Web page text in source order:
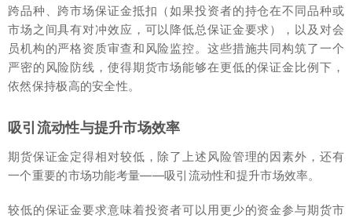
跨品种、跨市场保证金抵扣（如果投资者的持仓在不同品种或
市场之间具有对冲效应，可以降低总保证金要求），以及对会
员机构的严格资质审查和风险监控。这些措施共同构筑了一个
严密的风险防线，使得期货市场能够在更低的保证金比例下，
依然保持极高的安全性。
吸引流动性与提升市场效率
期货保证金定得相对较低，除了上述风险管理的因素外，还有
一个重要的市场功能考量——吸引流动性和提升市场效率。
较低的保证金要求意味着投资者可以用更少的资金参与期货市